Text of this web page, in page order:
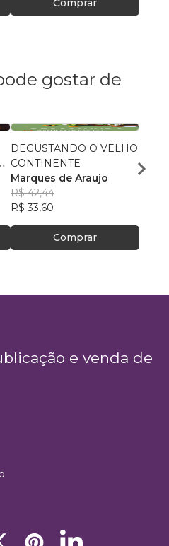
Comprar
gostar de
DEGUSTANDO O VELHO
CONTINENTE
Marques de Araujo
R$ 42,44
R$ 33,60
Comprar
GUIA
e venda de